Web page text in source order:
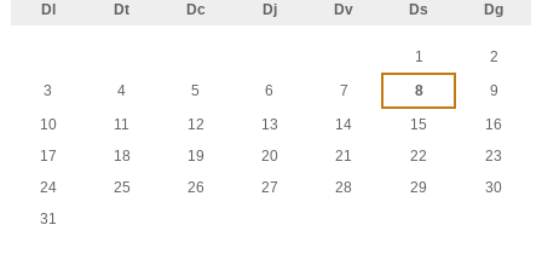
Dl Dt Dc Dj Dv Ds Dg
1
2
3
4 5 6 7 8
9
10
11 12 13 14 15
16
17
18 19 20 21 22
23
24
25 26 27 28 29
30
31